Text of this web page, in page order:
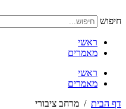
לתוכן
חיפוש
ראשי
מאמרים
ראשי
מאמרים
דף הבית / מרחב ציבורי